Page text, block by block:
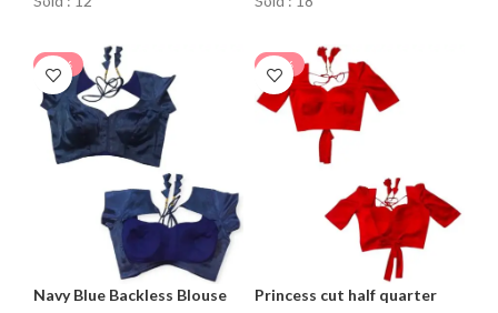
-24%
Navy Blue Backless Blouse
-30%
Princess cut half quarter